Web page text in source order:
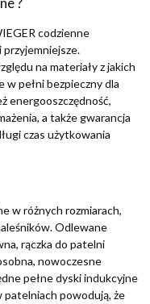
codzienne
na materiały z jakich
pełni bezpieczny dla
energooszczędność,
a także gwarancja
czas użytkowania
w różnych rozmiarach,
Odlewane
rączka do patelni
nowoczesne
pełne dyski indukcyjne
powodują, że